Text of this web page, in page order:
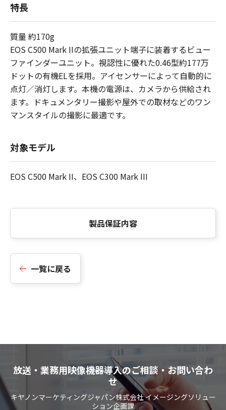
特長
質量 約170g
EOS C500 Mark IIの拡張ユニット端子に装着するビュー
ファインダーユニット。視認性に優れた0.46型約177万
ドットの有機ELを採用。アイセンサーによって自動的に
点灯／消灯します。本機の電源は、カメラから供給され
ます。ドキュメンタリー撮影や屋外での取材などのワン
マンスタイルの撮影に最適です。
対象モデル
EOS C500 Mark II、EOS C300 Mark III
製品保証内容
一覧に戻る
放送・業務用映像機器導入のご相談・お問い合わ
せ
キヤノンマーケティングジャパン株式会社 イメージングソリュー
ション企画課